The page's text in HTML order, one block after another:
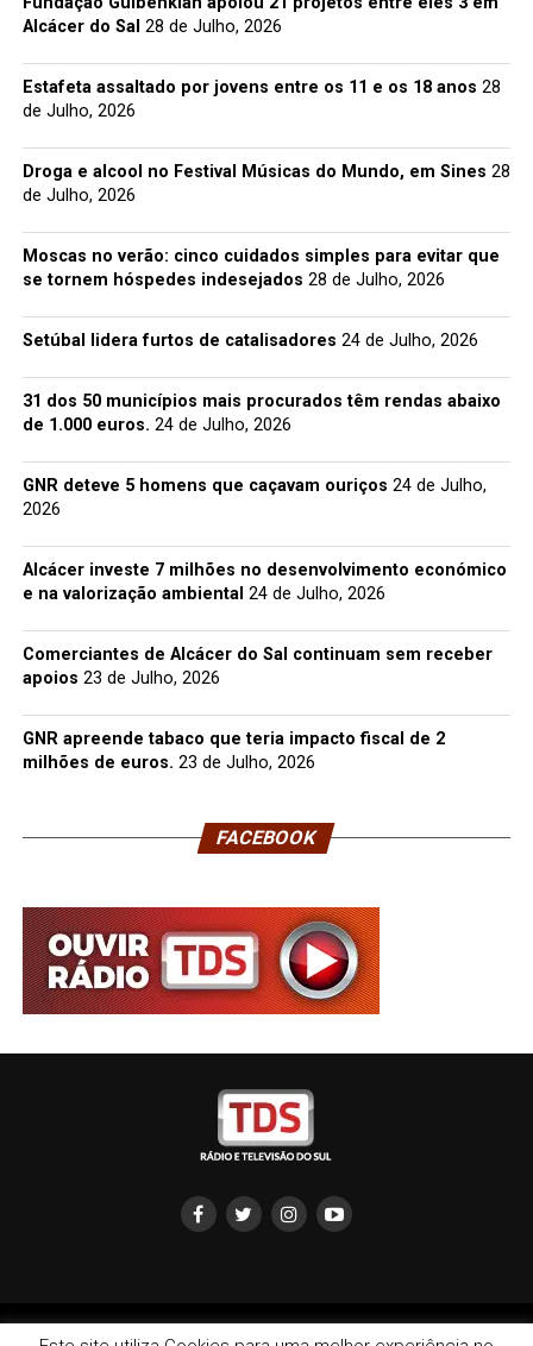
Alcácer do Sal 28 de Julho, 2026
Estafeta assaltado por jovens entre os 11 e os 18 anos 28
de Julho, 2026
Droga e alcool no Festival Músicas do Mundo, em Sines 28
de Julho, 2026
Moscas no verão: cinco cuidados simples para evitar que
se tornem hóspedes indesejados 28 de Julho, 2026
Setúbal lidera furtos de catalisadores 24 de Julho, 2026
31 dos 50 municípios mais procurados têm rendas abaixo
de 1.000 euros. 24 de Julho, 2026
GNR deteve 5 homens que caçavam ouriços 24 de Julho,
2026
Alcácer investe 7 milhões no desenvolvimento económico
e na valorização ambiental 24 de Julho, 2026
Comerciantes de Alcácer do Sal continuam sem receber
apoios 23 de Julho, 2026
GNR apreende tabaco que teria impacto fiscal de 2
milhões de euros. 23 de Julho, 2026
FACEBOOK
Copyright © 2022 TDS - Rádio e Televisão do Sul | redação: